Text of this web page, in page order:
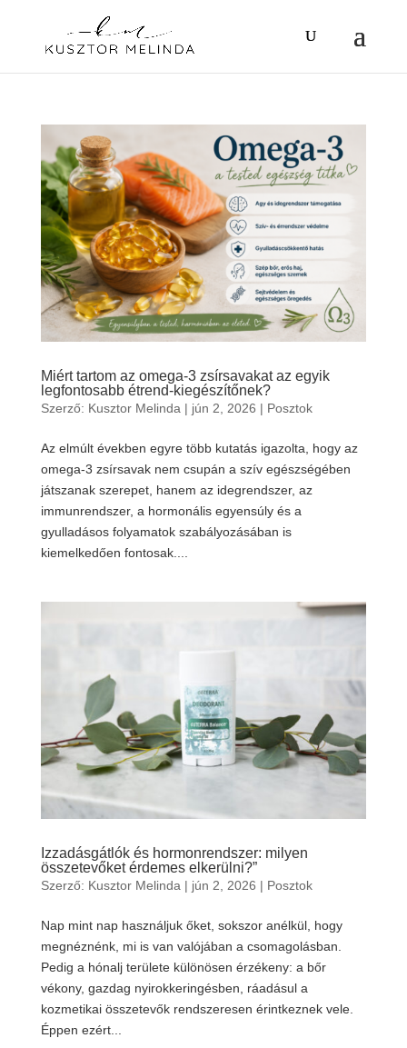
Miért tartom az omega-3 zsírsavakat az egyik
legfontosabb étrend-kiegészítőnek?
Szerző: Kusztor Melinda | jún 2, 2026 | Posztok
Az elmúlt években egyre több kutatás igazolta, hogy az
omega-3 zsírsavak nem csupán a szív egészségében
játszanak szerepet, hanem az idegrendszer, az
immunrendszer, a hormonális egyensúly és a
gyulladásos folyamatok szabályozásában is
kiemelkedően fontosak....
Izzadásgátlók és hormonrendszer: milyen
összetevőket érdemes elkerülni?”
Szerző: Kusztor Melinda | jún 2, 2026 | Posztok
Nap mint nap használjuk őket, sokszor anélkül, hogy
megnéznénk, mi is van valójában a csomagolásban.
Pedig a hónalj területe különösen érzékeny: a bőr
vékony, gazdag nyirokkeringésben, ráadásul a
kozmetikai összetevők rendszeresen érintkeznek vele.
Éppen ezért...